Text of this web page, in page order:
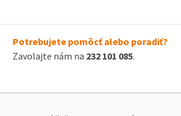
Potrebujete pomôcť alebo poradiť?
Zavolajte nám na 232 101 085.